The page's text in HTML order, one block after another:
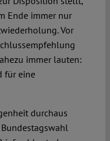
Ende immer nur
Vor
immer lauten:
für eine
durchaus